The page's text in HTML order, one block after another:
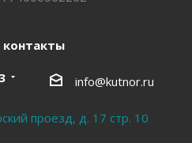
info@kutnor.ru
проезд, д. 17 стр. 10